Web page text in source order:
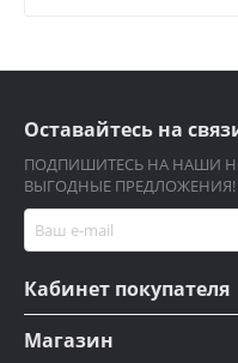
Оставайтесь на
ПОДПИШИТЕСЬ НА НАШИ
ВЫГОДНЫЕ ПРЕДЛОЖЕНИЯ!
Кабинет покупателя
Магазин